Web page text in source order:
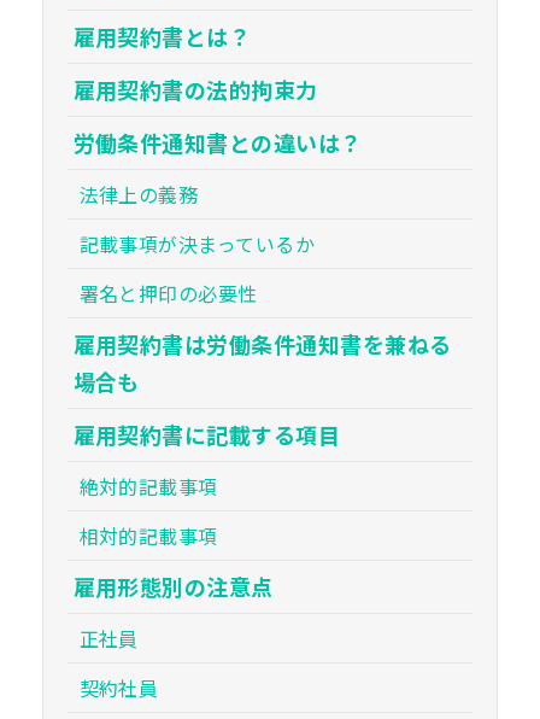
雇用契約書とは？
雇用契約書の法的拘束力
労働条件通知書との違いは？
法律上の義務
記載事項が決まっているか
署名と押印の必要性
雇用契約書は労働条件通知書を兼ねる
場合も
雇用契約書に記載する項目
絶対的記載事項
相対的記載事項
雇用形態別の注意点
正社員
契約社員